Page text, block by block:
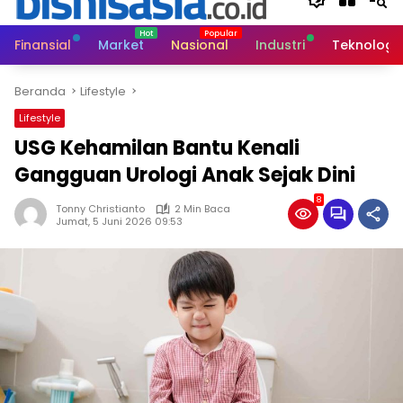
Finansial Market Nasional Industri Teknologi
Beranda Lifestyle
Lifestyle
USG Kehamilan Bantu Kenali
Gangguan Urologi Anak Sejak Dini
Tonny Christianto
2 Min Baca
Jumat, 5 Juni 2026 09:53
8